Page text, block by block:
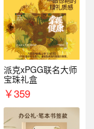
派克xPGG联名大师
宝珠礼盒
￥359